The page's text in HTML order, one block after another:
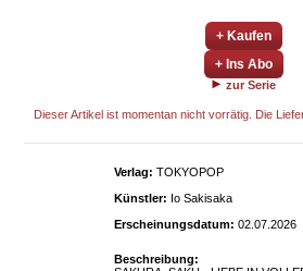
+ Kaufen
+ Ins Abo
zur Serie
Dieser Artikel ist momentan nicht vorrätig. Die
Verlag: TOKYOPOP
Künstler: Io Sakisaka
Erscheinungsdatum: 02.07.2026
Beschreibung: